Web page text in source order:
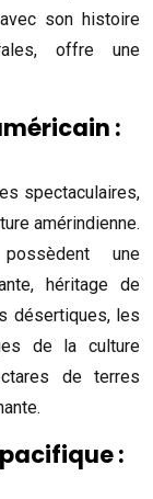
son histoire
offre une
:
spectaculaires,
amérindienne.
une
héritage de
désertiques, les
de la culture
de terres
: